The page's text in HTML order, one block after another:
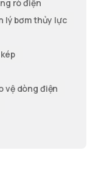
rò điện
lý bơm thủy lực
vệ dòng điện